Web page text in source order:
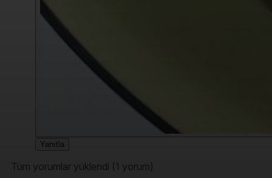
Yanıtla
Tüm yorumlar yüklendi (1 yorum)